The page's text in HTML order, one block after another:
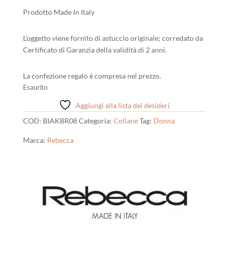
Prodotto Made In Italy
L’oggetto viene fornito di astuccio originale; corredato da
Certificato di Garanzia della validità di 2 anni.
La confezione regalo è compresa nel prezzo.
Esaurito
Aggiungi alla lista dei desideri
COD: BIAKBR08Categoria: CollaneTag: Donna
Marca: Rebecca